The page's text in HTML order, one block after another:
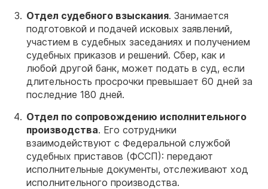
Отдел судебного взыскания. Занимается
подготовкой и подачей исковых заявлений,
участием в судебных заседаниях и получением
судебных приказов и решений. Сбер, как и
любой другой банк, может подать в суд, если
длительность просрочки превышает 60 дней за
последние 180 дней.
Отдел по сопровождению исполнительного
производства. Его сотрудники
взаимодействуют с Федеральной службой
судебных приставов (ФССП): передают
исполнительные документы, отслеживают ход
исполнительного производства.